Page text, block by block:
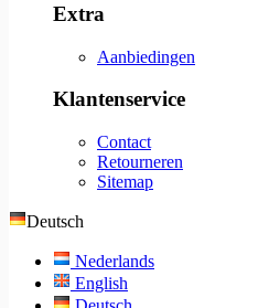
Extra
Aanbiedingen
Klantenservice
Contact
Retourneren
Sitemap
Deutsch
Nederlands
English